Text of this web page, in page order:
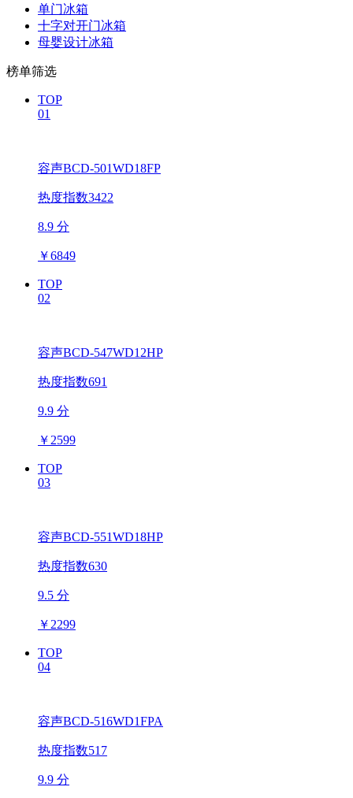
单门冰箱
十字对开门冰箱
母婴设计冰箱
榜单筛选
TOP
01
容声BCD-501WD18FP
热度指数3422
8.9 分
￥6849
TOP
02
容声BCD-547WD12HP
热度指数691
9.9 分
￥ 2599
TOP
03
容声BCD-551WD18HP
热度指数630
9.5 分
￥ 2299
TOP
04
容声BCD-516WD1FPA
热度指数517
9.9 分